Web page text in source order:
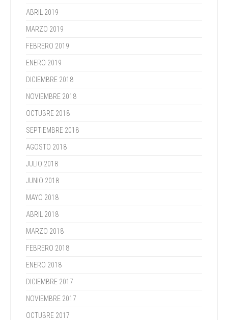
ABRIL 2019
MARZO 2019
FEBRERO 2019
ENERO 2019
DICIEMBRE 2018
NOVIEMBRE 2018
OCTUBRE 2018
SEPTIEMBRE 2018
AGOSTO 2018
JULIO 2018
JUNIO 2018
MAYO 2018
ABRIL 2018
MARZO 2018
FEBRERO 2018
ENERO 2018
DICIEMBRE 2017
NOVIEMBRE 2017
OCTUBRE 2017